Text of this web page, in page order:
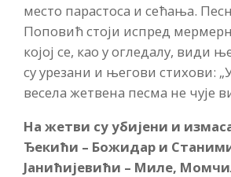
место парастоса и сећања.
Поповић стоји испред
којој се, као у огледалу, види
су урезани и његови стихови:
весела жетвена песма не чује
На жетви су убијени и
Ђекићи – Божидар и
Јанићијевићи – Миле,